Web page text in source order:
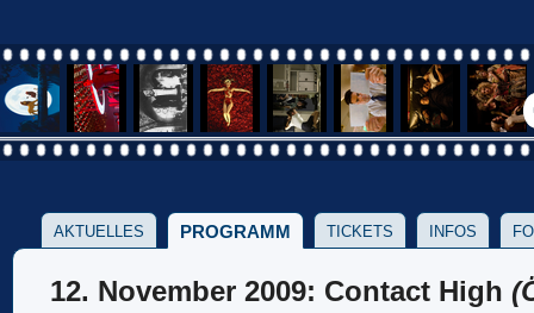
AKTUELLES PROGRAMM TICKETS INFOS
12. November 2009: Contact High